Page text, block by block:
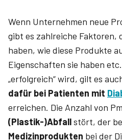
Wenn Unternehmen neue
gibt es zahlreiche Faktoren,
haben, wie diese Produkte
Eigenschaften sie haben
„erfolgreich“ wird, gilt es
dafür bei Patienten mit
erreichen. Die Anzahl von
(Plastik-)Abfallstört, der
Medizinprodukten bei der